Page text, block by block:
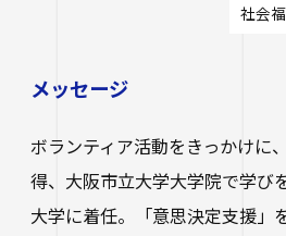
学生広報スタッフ
キャンパス・施設紹介
生）
経営学部（2026年度以前
大学院
学生サポートフロア
障害学生支援
保健センター
学生相談室
卒業生紹介
公正な研究活動の推進
海外渡航プログラム
キャンパスで国際交流
留学希望者向け情報
四天王寺大学後援会
ご寄付をお考えの方へ
教職員サイト
メッセージ
ボランティア活動をきっかけに
得、大阪市立大学大学院で学び
大学に着任。「意思決定支援」
社会